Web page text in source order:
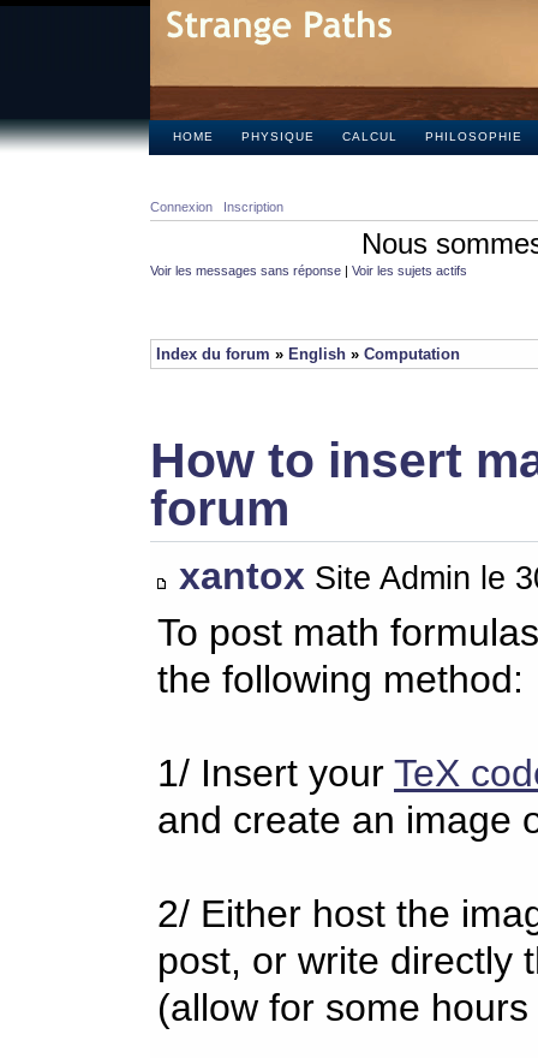
HOME PHYSIQUE CALCUL PHILOSOPHIE
Connexion Inscription
Nous
Voir les messages sans réponse | Voir les sujets actifs
Index du forum » English » Computation
How to insert
forum
xantox Site Admin le
To post math
the following method:
1/ Insert your TeX
and create an image
2/ Either host the
post, or write directly
(allow for some